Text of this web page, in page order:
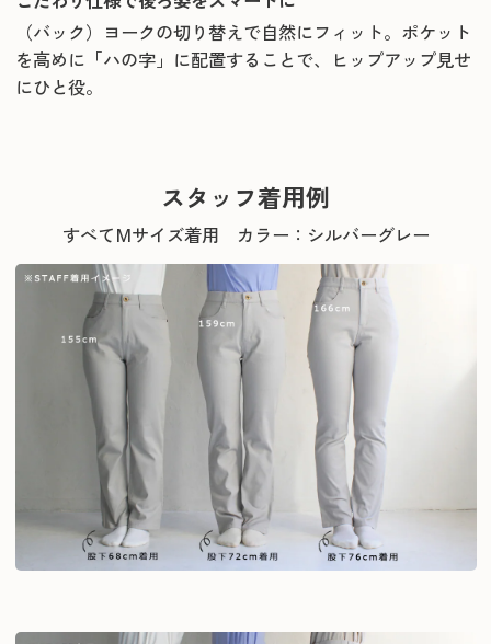
（バック）ヨークの切り替えで自然にフィット。ポケット
を高めに「ハの字」に配置することで、ヒップアップ見せ
にひと役。
スタッフ着用例
すべてMサイズ着用 カラー：シルバーグレー